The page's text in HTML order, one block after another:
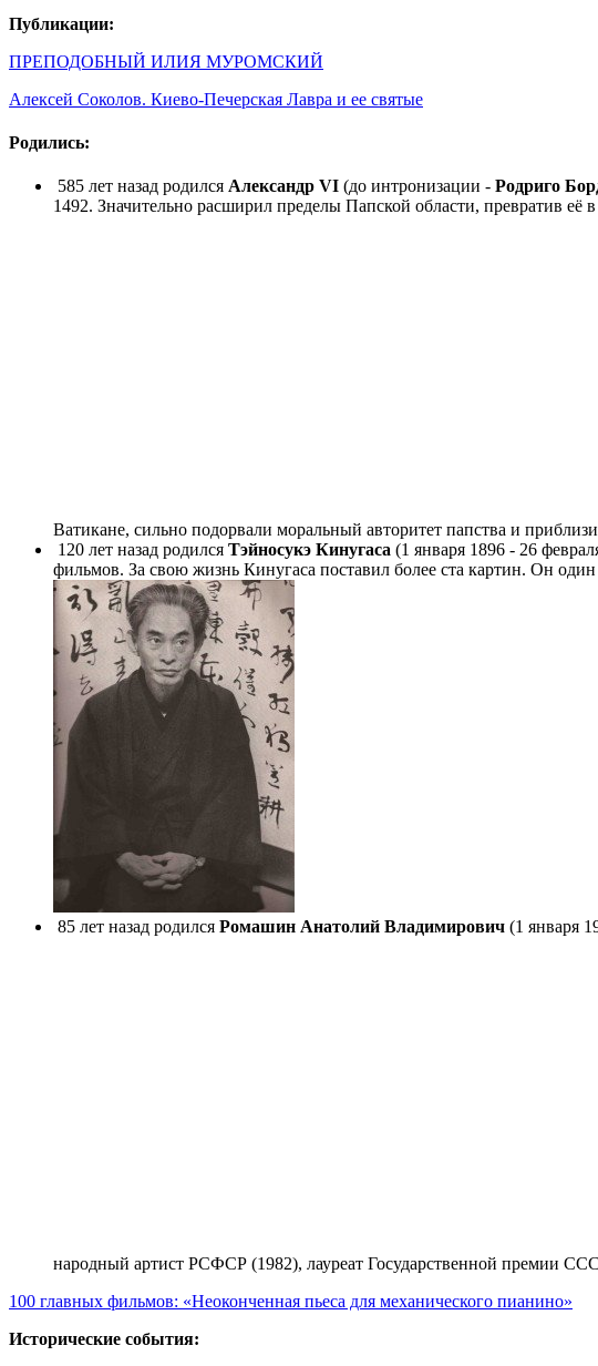
Публикации:
ПРЕПОДОБНЫЙ ИЛИЯ МУРОМСКИЙ
Алексей Соколов. Киево-Печерская Лавра и ее святые
Родились:
585 лет назад родился Александр VI (до интронизации - Родриго
1492. Значительно расширил пределы Папской области, превратив
Ватикане, сильно подорвали моральный авторитет папства и
120 лет назад родился Тэйносукэ Кинугаса (1 января 1896 - 26
фильмов. За свою жизнь Кинугаса поставил более ста картин. Он
85 лет назад родился Ромашин Анатолий Владимирович (1 января
народный артист РСФСР (1982), лауреат Государственной премии
100 главных фильмов: «Неоконченная пьеса для механического пианино»
Исторические события: